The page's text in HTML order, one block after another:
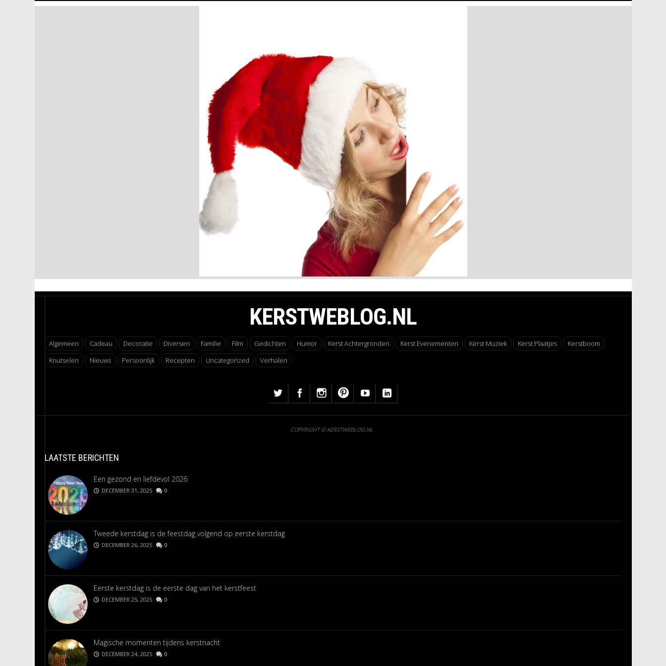
KERSTWEBLOG.NL
Algemeen Cadeau Decoratie Diversen Familie Film Gedichten Humor Kerst Achtergronden Kerst Evenementen Kerst Muziek Kerst Plaatjes
Kerstboom
Knutselen
Nieuws Persoonlijk Recepten Uncategorized Verhalen
COPYRIGHT © KERSTWEBLOG.NL
LAATSTE BERICHTEN
Een gezond en liefdevol 2026
DECEMBER 31, 2025 0
Tweede kerstdag is de feestdag volgend op eerste kerstdag
DECEMBER 26, 2025 0
Eerste kerstdag is de eerste dag van het kerstfeest
DECEMBER 25, 2025 0
Magische momenten tijdens kerstnacht
DECEMBER 24, 2025 0